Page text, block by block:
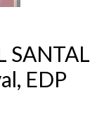
SANTAL
EDP